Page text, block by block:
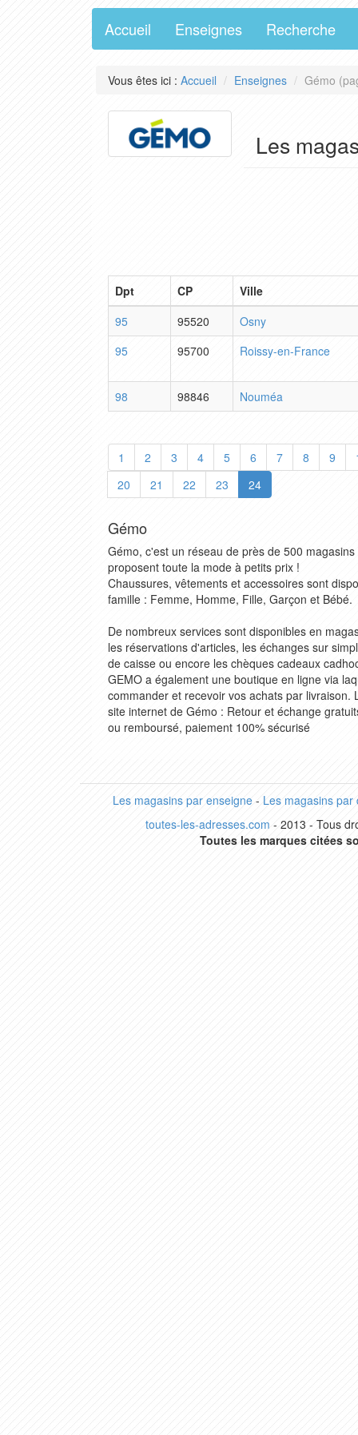
Accueil Enseignes Recherche
Vous êtes ici : Accueil Enseignes Gémo
Les
Dpt CP
Ville
95
95520
Osny
95
95700 Roissy-en-France
98 98846 Nouméa
1 2 3 4 5 6 7 8 9
20
21 22 23 24
Gémo
Gémo, c'est un réseau de près de 500
proposent toute la mode à petits prix !
Chaussures, vêtements et accessoires sont
famille : Femme, Homme, Fille, Garçon et Bébé.
De nombreux services sont disponibles en
les réservations d'articles, les échanges sur
de caisse ou encore les chèques cadeaux
GEMO a également une boutique en ligne via
commander et recevoir vos achats par livraison.
site internet de Gémo : Retour et échange
ou remboursé, paiement 100% sécurisé
Les magasins par enseigne- Les magasins par
toutes-les-adresses.com - 2013 - Tous
Toutes les marques citées